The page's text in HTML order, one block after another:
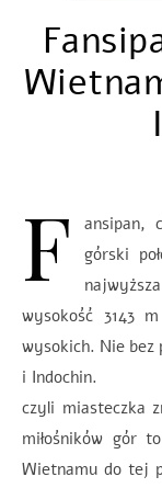
F
ansipan,
górski
wysokość 3143
wysokich. Nie bez
i Indochin.
czyli miasteczka
miłośników gór
Wietnamu do tej